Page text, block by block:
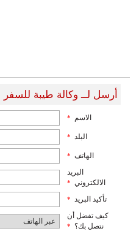
أرسل لــ وكالة طيبة للسفر
الاسم *
البلد *
الهاتف *
البريد
الالكتروني *
تأكيد البريد *
كيف تفضل أن
نتصل بك؟ *